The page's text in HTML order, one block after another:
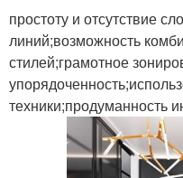
простоту и отсутствие
линий;возможность
стилей;грамотное
техники;продуманность